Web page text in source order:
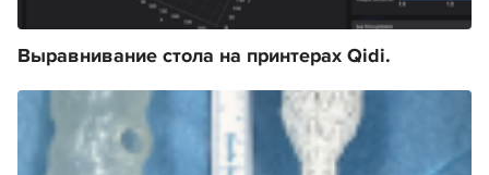
Выравнивание стола на принтерах Qidi.